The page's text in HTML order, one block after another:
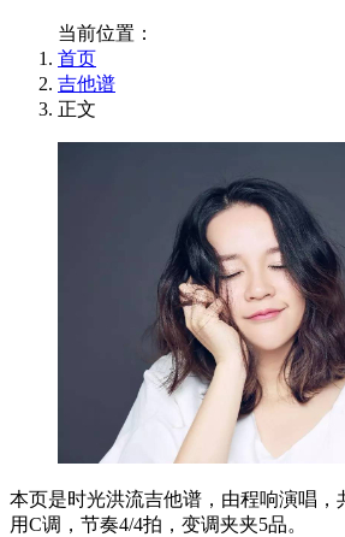
当前位置：
首页
吉他谱
正文
本页是时光洪流吉他谱，由程响演唱，
用C调，节奏4/4拍，变调夹夹5品。